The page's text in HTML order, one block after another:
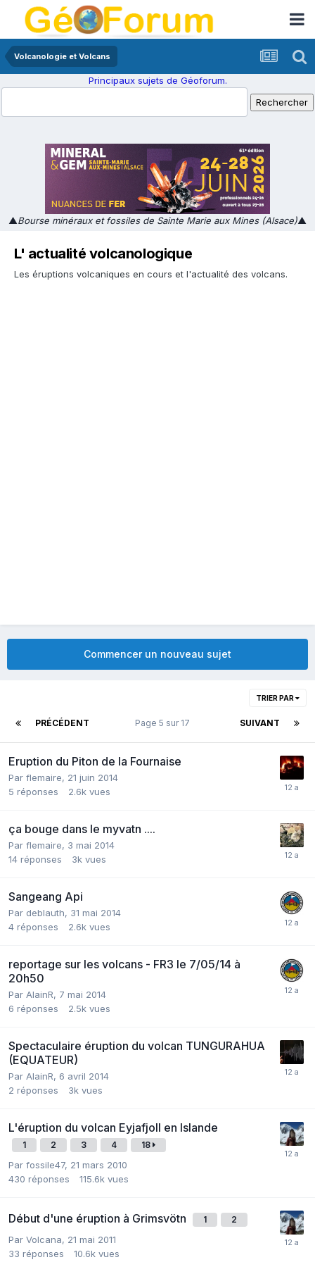
Volcanologie et Volcans
Principaux sujets de Géoforum.
▲Bourse minéraux et fossiles de Sainte Marie aux Mines (Alsace)▲
L' actualité volcanologique
Les éruptions volcaniques en cours et l'actualité des volcans.
Commencer un nouveau sujet
TRIER PAR
PRÉCÉDENT SUIVANT
Page 5 sur 17
Eruption du Piton de la Fournaise
Par flemaire, 21 juin 2014
5 réponses 2.6k vues
ça bouge dans le myvatn ....
Par flemaire, 3 mai 2014
14 réponses 3k vues
Sangeang Api
Par deblauth, 31 mai 2014
4 réponses 2.6k vues
reportage sur les volcans - FR3 le 7/05/14 à
20h50
Par AlainR, 7 mai 2014
6 réponses 2.5k vues
Spectaculaire éruption du volcan TUNGURAHUA
(EQUATEUR)
Par AlainR, 6 avril 2014
2 réponses 3k vues
L'éruption du volcan Eyjafjoll en Islande
1 2 3 4 18
Par fossile47, 21 mars 2010
430 réponses 115.6k vues
Début d'une éruption à Grimsvötn 1 2
Par Volcana, 21 mai 2011
33 réponses 10.6k vues